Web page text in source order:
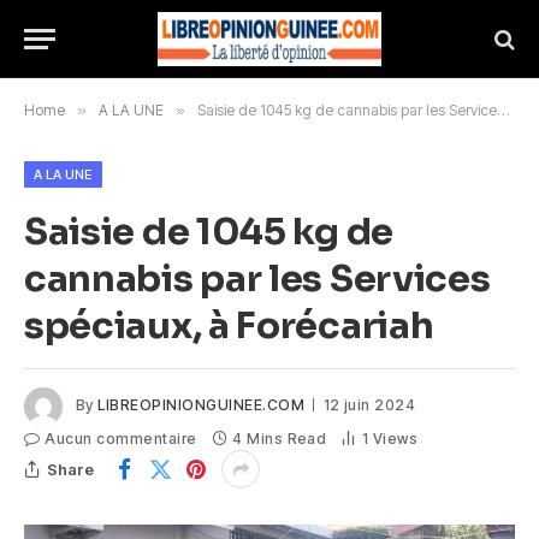
Home » A LA UNE » Saisie de 1045 kg de cannabis par les Services spéciaux, à Forécariah
A LA UNE
Saisie de 1045 kg de
cannabis par les Services
spéciaux, à Forécariah
By LIBREOPINIONGUINEE.COM
12 juin 2024
Aucun commentaire
4 Mins Read 1 Views
Share